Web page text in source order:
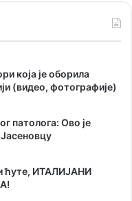
која је оборила
(видео, фотографије)
патолога: Ово је
Јасеновцу
ћуте, ИТАЛИЈАНИ